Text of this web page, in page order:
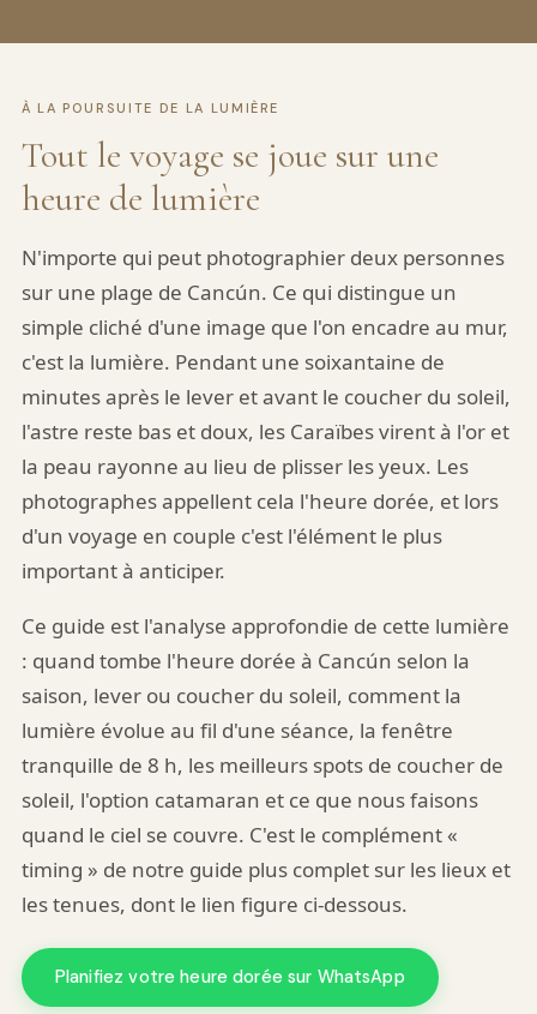
À LA POURSUITE DE LA LUMIÈRE
Tout le voyage se joue sur une
heure de lumière
N'importe qui peut photographier deux personnes
sur une plage de Cancún. Ce qui distingue un
simple cliché d'une image que l'on encadre au mur,
c'est la lumière. Pendant une soixantaine de
minutes après le lever et avant le coucher du soleil,
l'astre reste bas et doux, les Caraïbes virent à l'or et
la peau rayonne au lieu de plisser les yeux. Les
photographes appellent cela l'heure dorée, et lors
d'un voyage en couple c'est l'élément le plus
important à anticiper.
Ce guide est l'analyse approfondie de cette lumière
: quand tombe l'heure dorée à Cancún selon la
saison, lever ou coucher du soleil, comment la
lumière évolue au fil d'une séance, la fenêtre
tranquille de 8 h, les meilleurs spots de coucher de
soleil, l'option catamaran et ce que nous faisons
quand le ciel se couvre. C'est le complément «
timing » de notre guide plus complet sur les lieux et
les tenues, dont le lien figure ci-dessous.
Planifiez votre heure dorée sur WhatsApp